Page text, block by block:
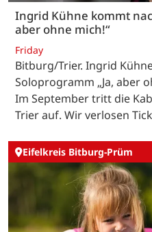
Ingrid Kühne kommt
aber ohne mich!“
Friday
Bitburg/Trier. Ingrid
Soloprogramm „Ja, aber
Im September tritt die
Trier auf. Wir verlosen
Eifelkreis Bitburg-Prüm